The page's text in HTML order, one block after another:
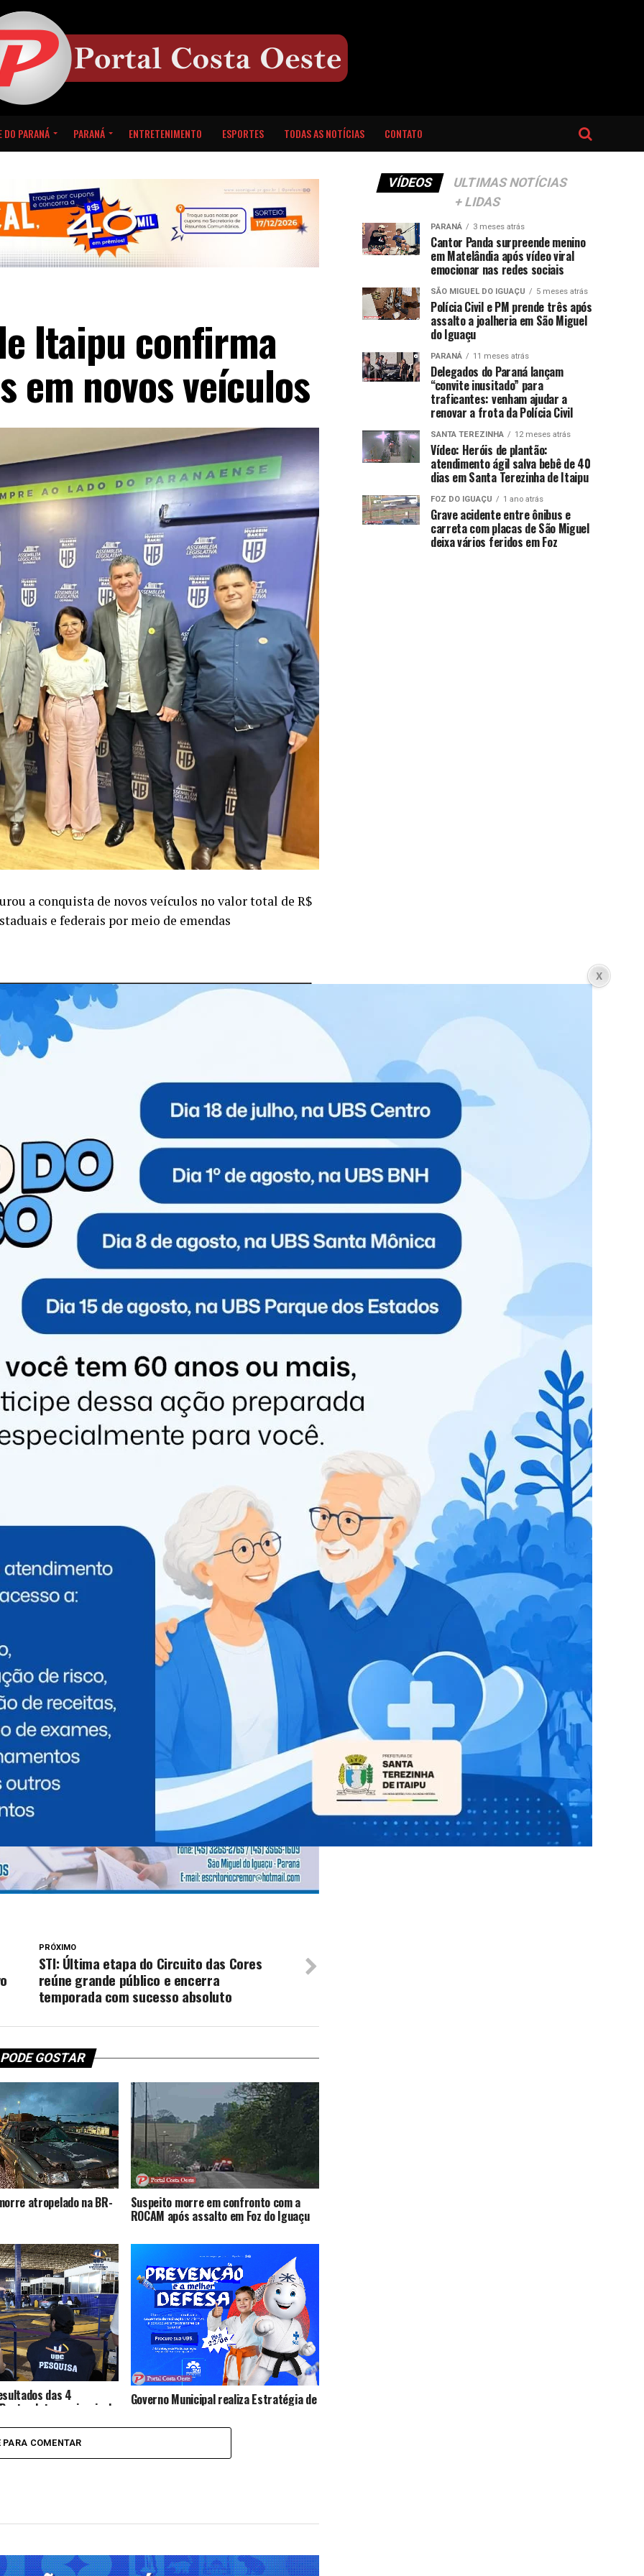
DO PARANÁ PARANÁ ENTRETENIMENTO ESPORTES TODAS AS NOTÍCIAS CONTATO
Itaipu confirma
em novos veículos
a conquista de novos veículos no valor total de R$
e federais por meio de emendas
aguardam apenas os trâmites burocráticos para
trabalho de articulação dos vereadores Fernando
Claudete Brambati e Jacaré, que atuaram
aos gabinetes dos parlamentares, garantindo
finalidades públicas. Pelo deputado estadual
sedan, uma picape cabine dupla, dois veículos básicos
veículos básicos. Já na esfera federal, o deputado
de resíduos orgânicos, e o deputado Toninho
pacientes.
no início do ano uma ambulância destinada pelo
uso para reforçar o atendimento em saúde.
saúde, assistência social e gestão ambiental. As vans
para consultas e exames, o caminhão vai melhorar
vão auxiliar nas atividades operacionais diárias.
vereadores nessa conquista: “Quero reconhecer
graças à dedicação deles, levando as demandas da
esses veículos. É assim que se constrói uma gestão
PRÓXIMO
STI: Última etapa do Circuito das Cores
reúne grande público e encerra
temporada com sucesso absoluto
GOSTAR
atropelado na BR- Suspeito morre em confronto com a
ROCAM após assalto em Foz do Iguaçu
das 4
Internacionais da
Governo Municipal realiza Estratégia de
adolescentes
PARA COMENTAR
VÍDEOS
ULTIMAS NOTÍCIAS
+ LIDAS
PARANÁ 3 meses atrás
Cantor Panda surpreende menino
em Matelândia após vídeo viral
emocionar nas redes sociais
SÃO MIGUEL DO IGUAÇU 5 meses atrás
Polícia Civil e PM prende três após
assalto a joalheria em São Miguel
do Iguaçu
PARANÁ 11 meses atrás
Delegados do Paraná lançam
“convite inusitado” para
traficantes: venham ajudar a
renovar a frota da Polícia Civil
SANTA TEREZINHA 12 meses atrás
Vídeo: Heróis de plantão:
atendimento ágil salva bebê de 40
dias em Santa Terezinha de Itaipu
FOZ DO IGUAÇU 1 ano atrás
Grave acidente entre ônibus e
carreta com placas de São Miguel
deixa vários feridos em Foz